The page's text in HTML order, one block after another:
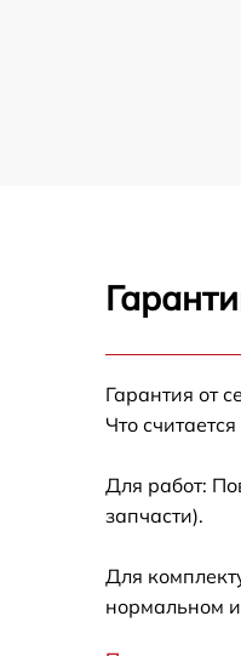
Гарантия от
Что
Для работ:
запчасти).
Для
нормальном